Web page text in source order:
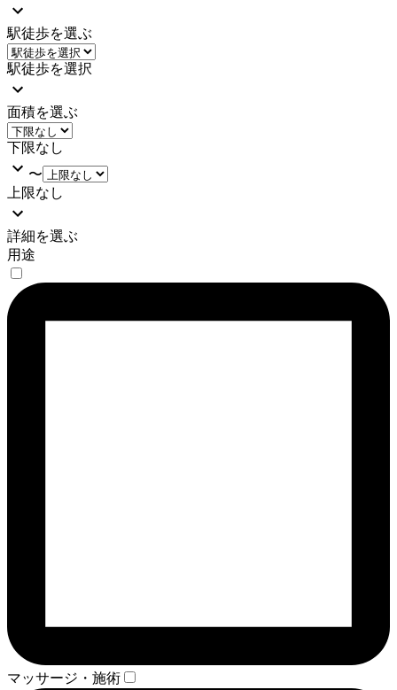
駅徒歩を選ぶ
駅徒歩を選択
面積を選ぶ
下限なし
〜
上限なし
詳細を選ぶ
用途
マッサージ・施術